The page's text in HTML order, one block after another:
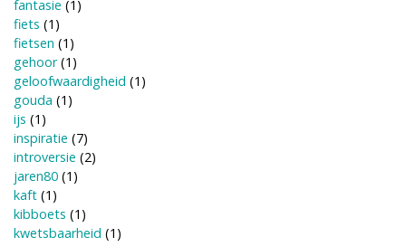
fantasie (1)
fiets (1)
fietsen (1)
gehoor(1)
geloofwaardigheid (1)
gouda (1)
ijs (1)
inspiratie (7)
introversie (2)
jaren80 (1)
kaft (1)
kibboets (1)
kwetsbaarheid (1)